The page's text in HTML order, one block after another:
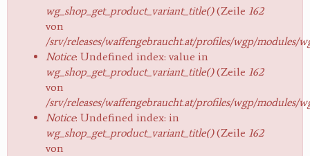
wg_shop_get_product_variant_title()(Zeile 162
von
/srv/releases/waffengebraucht.at/profiles/wgp/modules/
Notice: Undefined index: value in
wg_shop_get_product_variant_title()(Zeile 162
von
/srv/releases/waffengebraucht.at/profiles/wgp/modules/
Notice: Undefined index: in
wg_shop_get_product_variant_title()(Zeile 162
von